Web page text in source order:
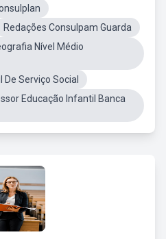
Redações Consulpam Guarda
Nível Médio
De Serviço Social
Educação Infantil Banca